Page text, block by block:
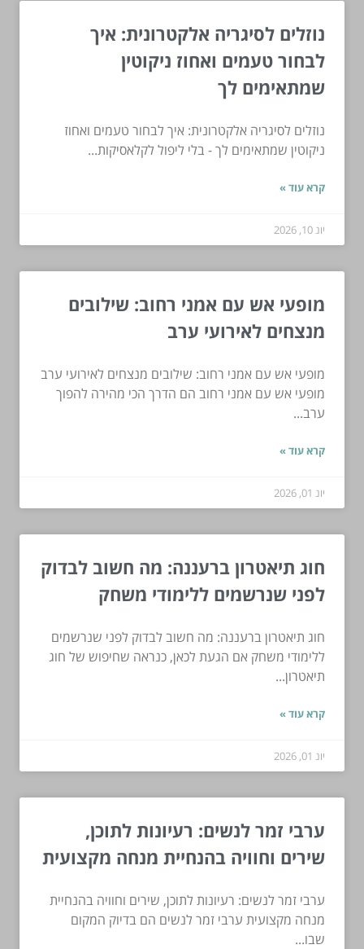
נוזלים לסיגריה אלקטרונית: איך
לבחור טעמים ואחוז ניקוטין
שמתאימים לך
נוזלים לסיגריה אלקטרונית: איך לבחור טעמים ואחוז
ניקוטין שמתאימים לך - בלי ליפול לקלאסיקות...
קרא עוד »
יונ 10, 2026
מופעי אש עם אמני רחוב: שילובים
מנצחים לאירועי ערב
מופעי אש עם אמני רחוב: שילובים מנצחים לאירועי ערב
מופעי אש עם אמני רחוב הם הדרך הכי מהירה להפוך
ערב...
קרא עוד »
יונ 01, 2026
חוג תיאטרון ברעננה: מה חשוב לבדוק
לפני שנרשמים ללימודי משחק
חוג תיאטרון ברעננה: מה חשוב לבדוק לפני שנרשמים
ללימודי משחק אם הגעת לכאן, כנראה שחיפוש של חוג
תיאטרון...
קרא עוד »
יונ 01, 2026
ערבי זמר לנשים: רעיונות לתוכן,
שירים וחוויה בהנחיית מנחה מקצועית
ערבי זמר לנשים: רעיונות לתוכן, שירים וחוויה בהנחיית
מנחה מקצועית ערבי זמר לנשים הם בדיוק המקום
שבו...